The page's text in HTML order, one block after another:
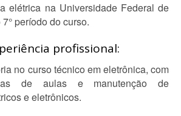
elétrica na Universidade Federal de
período do curso.
profissional:
no curso técnico em eletrônica, com
de aulas e manutenção de
e eletrônicos.